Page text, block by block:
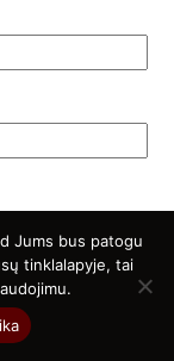
vardą, el.
nebereiktų
Jums bus patogu
tinklalapyje, tai